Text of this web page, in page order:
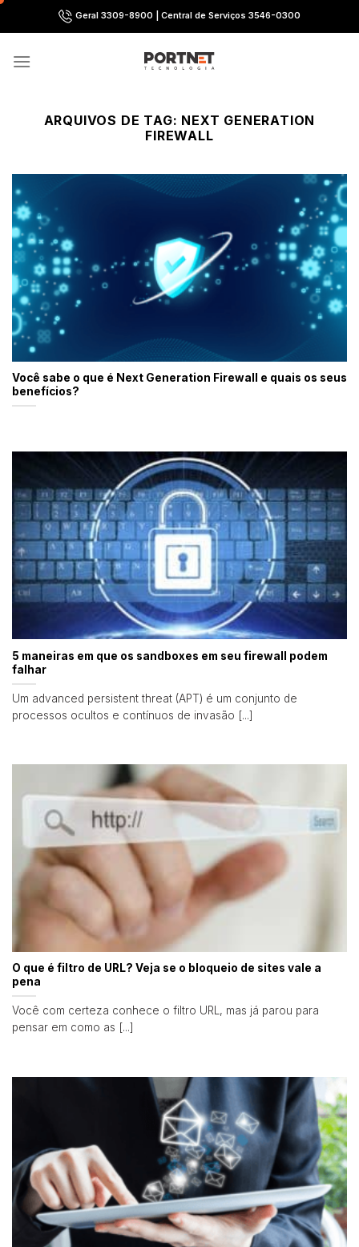
Skip
to
Geral 3309-8900 | Central de Serviços 3546-0300
ARQUIVOS DE TAG: NEXT GENERATION
FIREWALL
Você sabe o que é Next Generation Firewall e quais os seus
benefícios?
5 maneiras em que os sandboxes em seu firewall podem
falhar
Um advanced persistent threat (APT) é um conjunto de
processos ocultos e contínuos de invasão [...]
O que é filtro de URL? Veja se o bloqueio de sites vale a
pena
Você com certeza conhece o filtro URL, mas já parou para
pensar em como as [...]